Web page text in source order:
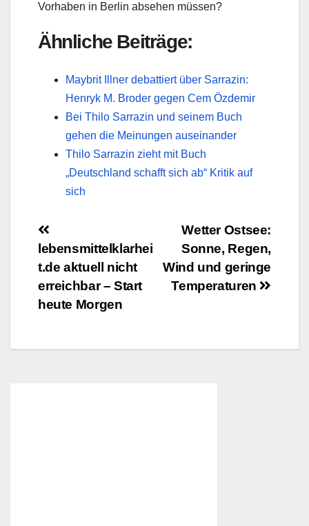
Vorhaben in Berlin absehen müssen?
Ähnliche Beiträge:
Maybrit Illner debattiert über Sarrazin:
Henryk M. Broder gegen Cem Özdemir
Bei Thilo Sarrazin und seinem Buch
gehen die Meinungen auseinander
Thilo Sarrazin zieht mit Buch
„Deutschland schafft sich ab“ Kritik auf
sich
BeitragsnavigationWetter Ostsee:
Sonne, Regen,
Wind und geringe
Temperaturen
lebensmittelklarhei
t.de aktuell nicht
erreichbar – Start
heute Morgen